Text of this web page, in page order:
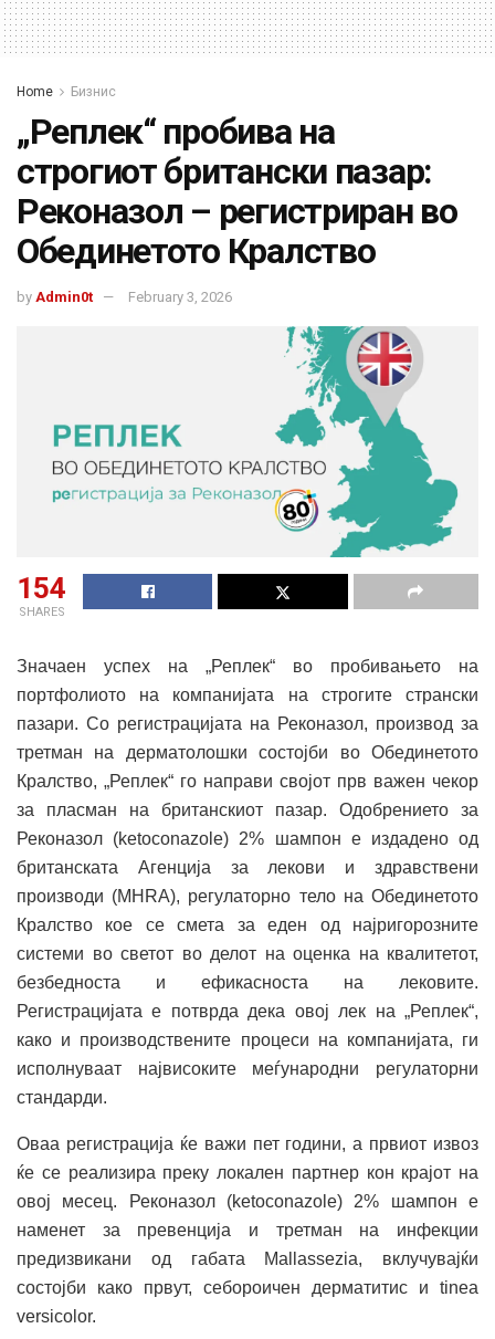
Home Бизнис
„Реплек“ пробива на
строгиот британски пазар:
Реконазол – регистриран во
Обединетото Кралство
by Admin0t February 3, 2026
154
SHARES
Значаен успех на „Реплек“ во пробивањето на
портфолиото на компанијата на строгите странски
пазари. Со регистрацијата на Реконазол, производ за
третман на дерматолошки состојби во Обединетото
Кралство, „Реплек“ го направи својот прв важен чекор
за пласман на британскиот пазар. Одобрението за
Реконазол (ketoconazole) 2% шампон е издадено од
британската Агенција за лекови и здравствени
производи (MHRA), регулаторно тело на Обединетото
Кралство кое се смета за еден од најригорозните
системи во светот во делот на оценка на квалитетот,
безбедноста и ефикасноста на лековите.
Регистрацијата е потврда дека овој лек на „Реплек“,
како и производствените процеси на компанијата, ги
исполнуваат највисоките меѓународни регулаторни
стандарди.
Оваа регистрација ќе важи пет години, а првиот извоз
ќе се реализира преку локален партнер кон крајот на
овој месец. Реконазол (ketoconazole) 2% шампон е
наменет за превенција и третман на инфекции
предизвикани од габата Mallassezia, вклучувајќи
состојби како првут, себороичен дерматитис и tinea
versicolor.